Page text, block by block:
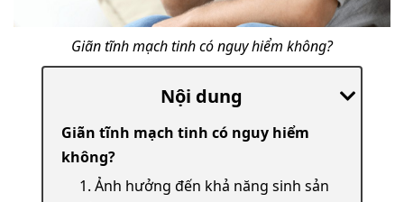
Giãn tĩnh mạch tinh có nguy hiểm không?
Nội dung
Giãn tĩnh mạch tinh có nguy hiểm
không?
1. Ảnh hưởng đến khả năng sinh sản